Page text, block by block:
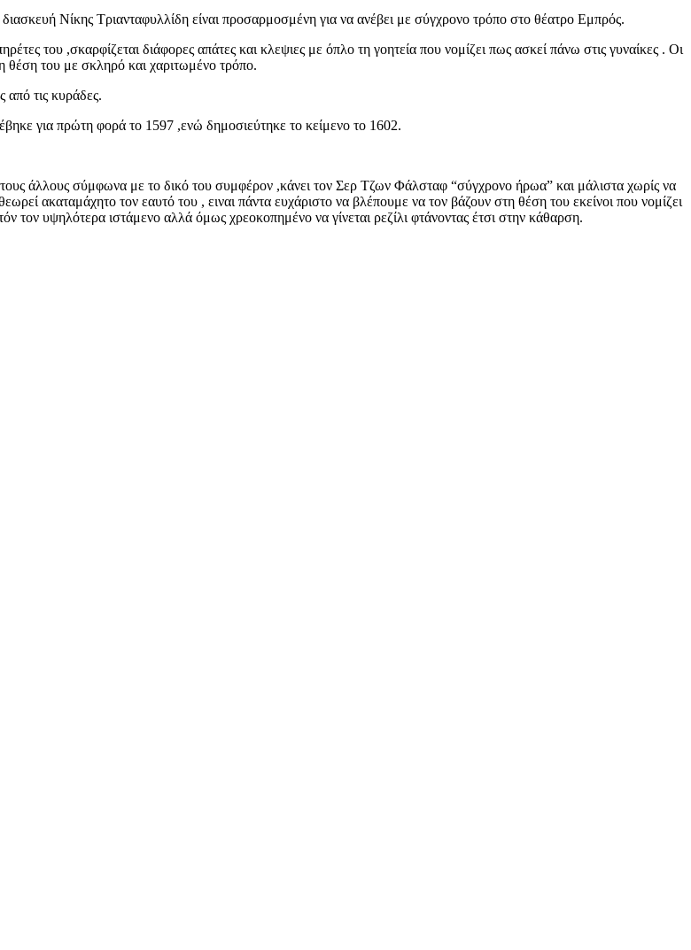
Νίκης Τριανταφυλλίδη είναι προσαρμοσμένη για να ανέβει με σύγχρονο τρόπο στο θέατρο Εμπρός.
του ,σκαρφίζεται διάφορες απάτες και κλεψιες με όπλο τη γοητεία που νομίζει πως ασκεί πάνω στις γυναίκες . Οι
θέση του με σκληρό και χαριτωμένο τρόπο.
από τις κυράδες.
για πρώτη φορά το 1597 ,ενώ δημοσιεύτηκε το κείμενο το 1602.
άλλους σύμφωνα με το δικό του συμφέρον ,κάνει τον Σερ Τζων Φάλσταφ “σύγχρονο ήρωα” και μάλιστα χωρίς να
ακαταμάχητο τον εαυτό του , ειναι πάντα ευχάριστο να βλέπουμε να τον βάζουν στη θέση του εκείνοι που νομίζει
υψηλότερα ιστάμενο αλλά όμως χρεοκοπημένο να γίνεται ρεζίλι φτάνοντας έτσι στην κάθαρση.